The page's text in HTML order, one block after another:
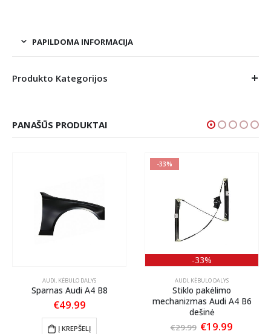
PAPILDOMA INFORMACIJA
Produkto Kategorijos
PANAŠŪS PRODUKTAI
AUDI, KĖBULO DALYS
Sparnas Audi A4 B8
€49.99
Į KREPŠELĮ
-33%
-33%
AUDI, KĖBULO DALYS
Stiklo pakėlimo
mechanizmas Audi A4 B6
dešinė
€29.99 Original
€19.99